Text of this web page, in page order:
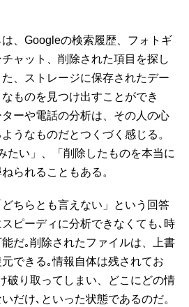
、Googleの検索履歴、フォトギ
ャット、削除された項目を探し
、ストレージに保存されたデー
ものを見つけ出すことができ
ーや電話の分析は、その人の心
うなものだとつくづく感じる。
たい」、「削除したものを本当に
られることもある。
ちらとも言えない」という回答
ピーディに分析できなくても､時
だ｡削除されたファイルは、上書
できる｡情報自体は残されてお
破り取ってしまい、どこにどの情
だけ､といった状態であるのだ。